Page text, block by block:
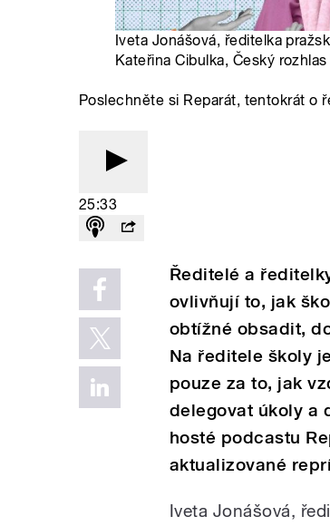
Iveta Jonášová, ředitelka
Kateřina Cibulka, Český
Poslechněte si Reparát, tentokrát o
25:33
Ředitelé a
ovlivňují to, jak
obtížné obsadit,
Na ředitele školy
pouze za to, jak
delegovat úkoly a
hosté podcastu
aktualizované
Iveta Jonášová,